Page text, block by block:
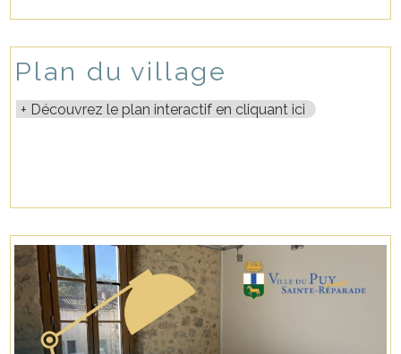
Plan du village
Découvrez le plan interactif en cliquant ici